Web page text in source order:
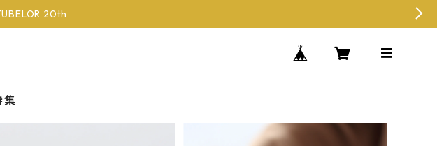
20th
集